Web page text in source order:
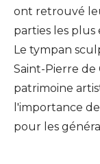
ont retrouvé
parties les plus
Le tympan
Saint-Pierre de
patrimoine
l'importance
pour les